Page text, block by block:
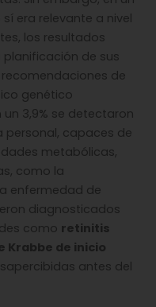
era relevante a nivel
los resultados
de sus
de
genético
3,9% se detectaron
personal, capaces de
metabólicas,
como la
enfermedad de
diagnosticados
como retinitis
Krabbe de inicio
antes del